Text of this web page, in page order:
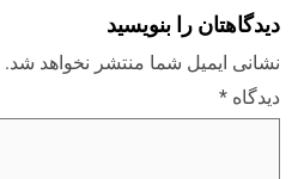
دیدگاهتان را بنویسید
نشانی ایمیل شما منتشر نخواهد شد.
دیدگاه *